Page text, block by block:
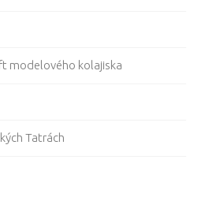
modelového kolajiska
Tatrách